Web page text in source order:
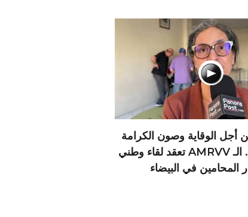
أجل الوقاية وصون الكرامة
الإنسانية".. الـ AMRVV تعقد لقاء وطني
المحامين في البيضاء